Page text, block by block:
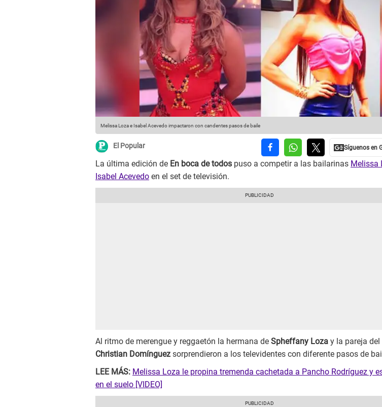
Melissa Loza e Isabel Acevedo impactaron con candentes pasos de baile
El Popular
La última edición de En boca de todos puso a competir a las bailarinas Melissa
Isabel Acevedo en el set de televisión.
Al ritmo de merengue y reggaetón la hermana de Spheffany Loza y la pareja
Christian Domínguez sorprendieron a los televidentes con diferente pasos de
LEE MÁS: Melissa Loza le propina tremenda cachetada a Pancho Rodríguez y
en el suelo [VIDEO]